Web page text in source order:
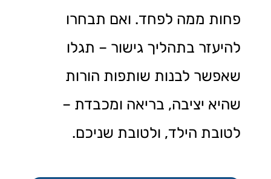
פחות ממה לפחד. ואם תבחרו
להיעזר בתהליך גישור – תגלו
שאפשר לבנות שותפות הורות
שהיא יציבה, בריאה ומכבדת –
לטובת הילד, ולטובת שניכם.